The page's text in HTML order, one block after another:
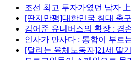
조선 최고 투자가였던 남자
[딴지만평]대한민국 침대 축구
김어준 유니버스의 확장 : 겸
인사가 만사다 : 통합이 부르
[달리는 육체노동자]21세 딸